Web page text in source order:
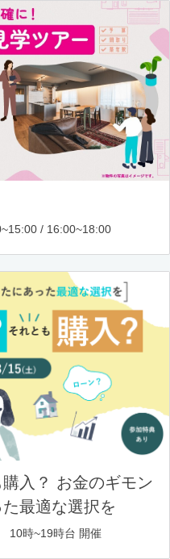
/ 16:00~18:00
入？ お金のギモン
最適な選択を
10時~19時台 開催